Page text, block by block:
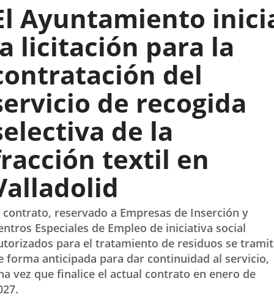
Ayuntamiento
licitación para la
del
de recogida
de la
textil en
contrato, reservado a Empresas de Inserción y
Especiales de Empleo de iniciativa social
para el tratamiento de residuos se
forma anticipada para dar continuidad al servicio,
vez que finalice el actual contrato en enero de